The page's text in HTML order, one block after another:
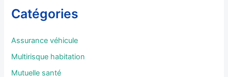
c
r
Catégories
Assurance véhicule
Multirisque habitation
Mutuelle santé